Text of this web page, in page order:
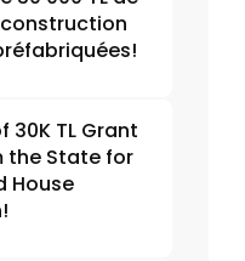
construction
30K TL Grant
the State for
House